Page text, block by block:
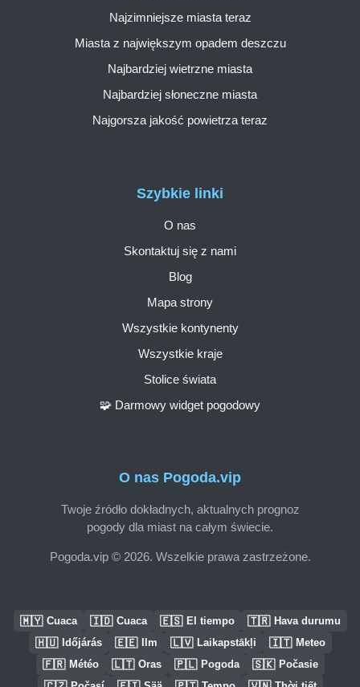
O nas Pogoda.vip
Twoje źródło dokładnych, aktualnych prognoz
pogody dla miast na całym świecie.
Pogoda.vip © 2026. Wszelkie prawa zastrzeżone.
Szybkie linki
O nas
Skontaktuj się z nami
Blog
Mapa strony
Wszystkie kontynenty
Wszystkie kraje
Stolice świata
🧩 Darmowy widget pogodowy
Najzimniejsze miasta teraz
Miasta z największym opadem deszczu
Najbardziej wietrzne miasta
Najbardziej słoneczne miasta
Najgorsza jakość powietrza teraz
🇲🇾 Cuaca 🇮🇩 Cuaca 🇪🇸 El tiempo 🇹🇷 Hava durumu
🇭🇺 Időjárás 🇪🇪 Ilm 🇱🇻 Laikapstākļi 🇮🇹 Meteo
🇫🇷 Météo 🇱🇹 Oras 🇵🇱 Pogoda 🇸🇰 Počasie